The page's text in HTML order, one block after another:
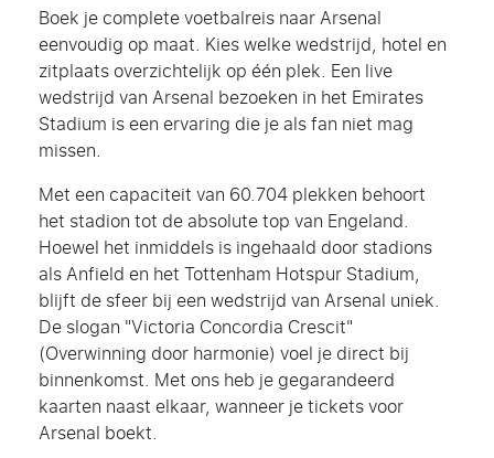
Boek je complete voetbalreis naar Arsenal
eenvoudig op maat. Kies welke wedstrijd, hotel en
zitplaats overzichtelijk op één plek. Een live
wedstrijd van Arsenal bezoeken in het Emirates
Stadium is een ervaring die je als fan niet mag
missen.
Met een capaciteit van 60.704 plekken behoort
het stadion tot de absolute top van Engeland.
Hoewel het inmiddels is ingehaald door stadions
als Anfield en het Tottenham Hotspur Stadium,
blijft de sfeer bij een wedstrijd van Arsenal uniek.
De slogan "Victoria Concordia Crescit"
(Overwinning door harmonie) voel je direct bij
binnenkomst. Met ons heb je gegarandeerd
kaarten naast elkaar, wanneer je tickets voor
Arsenal boekt.